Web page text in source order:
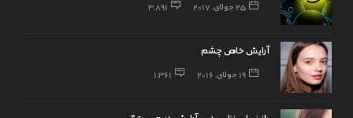
25 جولای, 2017 3,891
آرایش خاص چشم
19 جولای, 2016 1,361